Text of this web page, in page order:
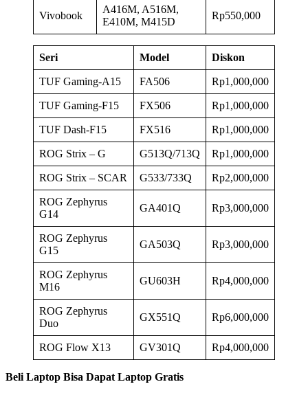
Vivobook
A416M, A516M,
E410M, M415D
Rp550,000
Seri Model Diskon
TUF Gaming-A15 FA506 Rp1,000,000
TUF Gaming-F15 FX506 Rp1,000,000
TUF Dash-F15 FX516 Rp1,000,000
ROG Strix – G G513Q/713Q Rp1,000,000
ROG Strix – SCAR G533/733Q Rp2,000,000
ROG Zephyrus
G14
GA401Q Rp3,000,000
ROG Zephyrus
G15
GA503Q Rp3,000,000
ROG Zephyrus
M16
GU603H Rp4,000,000
ROG Zephyrus
Duo
GX551Q Rp6,000,000
ROG Flow X13 GV301Q Rp4,000,000
Beli Laptop Bisa Dapat Laptop Gratis